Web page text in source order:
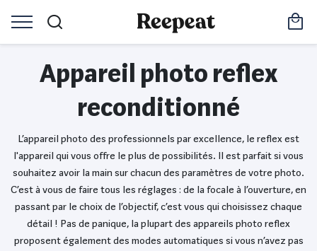
Appareil photo reflex
reconditionné
L’appareil photo des professionnels par excellence, le reflex est
l'appareil qui vous offre le plus de possibilités. Il est parfait si vous
souhaitez avoir la main sur chacun des paramètres de votre photo.
C’est à vous de faire tous les réglages : de la focale à l’ouverture, en
passant par le choix de l’objectif, c’est vous qui choisissez chaque
détail ! Pas de panique, la plupart des appareils photo reflex
proposent également des modes automatiques si vous n’avez pas